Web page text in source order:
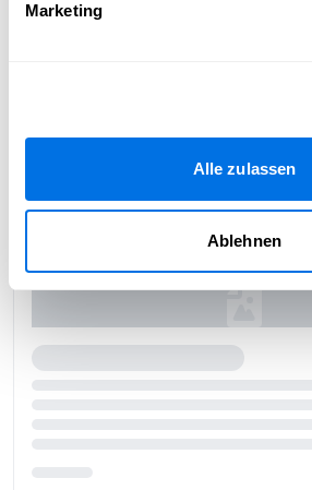
Marketing
Alle zulassen
Ablehnen